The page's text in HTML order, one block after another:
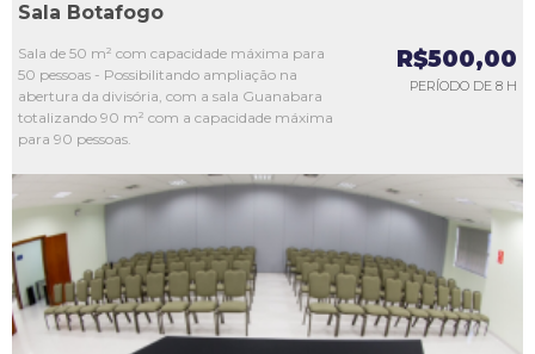
Sala Botafogo
Sala de 50 m² com capacidade máxima para
50 pessoas - Possibilitando ampliação na
abertura da divisória, com a sala Guanabara
totalizando 90 m² com a capacidade máxima
para 90 pessoas.
R$500,00
PERÍODO DE 8 H
L2
L3
L4